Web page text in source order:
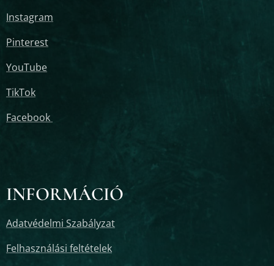
Instagram
Pinterest
YouTube
TikTok
Facebook
INFORMÁCIÓ
Adatvédelmi Szabályzat
Felhasználási feltételek